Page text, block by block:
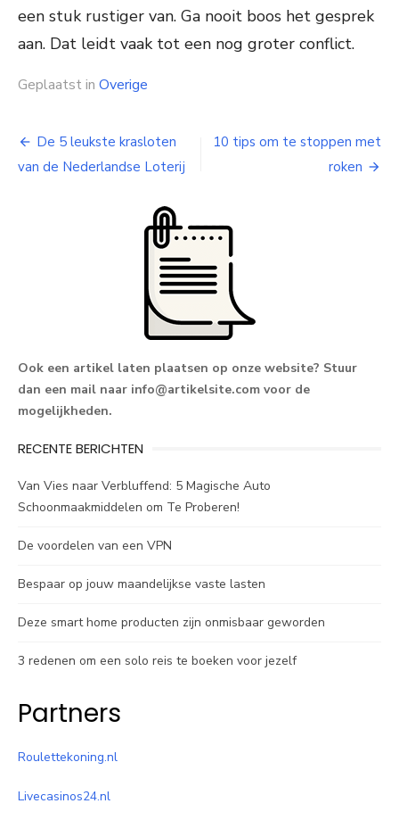
een stuk rustiger van. Ga nooit boos het gesprek
aan. Dat leidt vaak tot een nog groter conflict.
Geplaatst in Overige
Bericht
De 5 leukste krasloten
van de Nederlandse Loterij
10 tips om te stoppen met
roken
Ook een artikel laten plaatsen op onze website? Stuur
dan een mail naar info@artikelsite.com voor de
mogelijkheden.
RECENTE BERICHTEN
Van Vies naar Verbluffend: 5 Magische Auto
Schoonmaakmiddelen om Te Proberen!
De voordelen van een VPN
Bespaar op jouw maandelijkse vaste lasten
Deze smart home producten zijn onmisbaar geworden
3 redenen om een solo reis te boeken voor jezelf
Partners
Roulettekoning.nl
Livecasinos24.nl